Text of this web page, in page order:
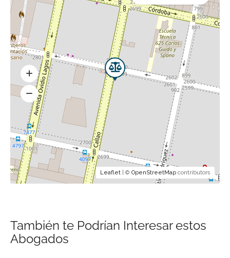
Leaflet | © OpenStreetMap contributors
También te Podrían Interesar estos
Abogados